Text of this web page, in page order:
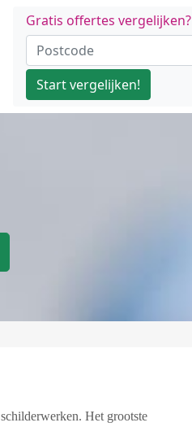
Gratis offertes vergelijken?
Start vergelijken!
Het grootste